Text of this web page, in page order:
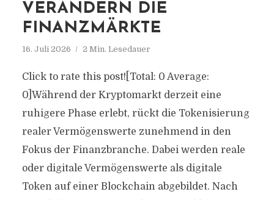
VERÄNDERN DIE
FINANZMÄRKTE
16. Juli 2026 2 Min. Lesedauer
Click to rate this post![Total: 0 Average:
0]Während der Kryptomarkt derzeit eine
ruhigere Phase erlebt, rückt die Tokenisierung
realer Vermögenswerte zunehmend in den
Fokus der Finanzbranche. Dabei werden reale
oder digitale Vermögenswerte als digitale
Token auf einer Blockchain abgebildet. Nach